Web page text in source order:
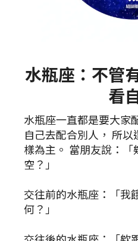
水瓶座：不管
看
水瓶座一直都是要大家
自己去配合別人， 所
樣為主。 當朋友說：
空？」
交往前的水瓶座：「我
何？」